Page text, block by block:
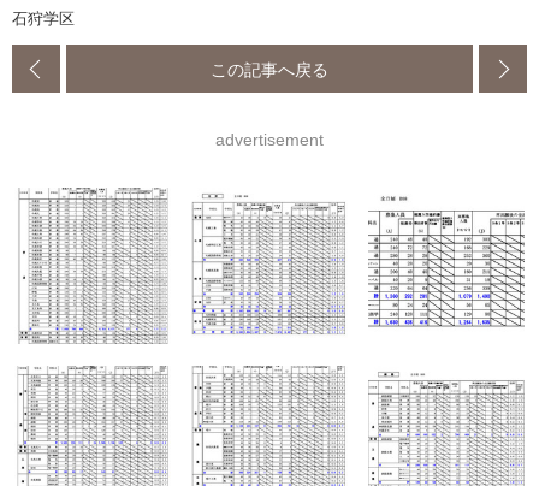
石狩学区
この記事へ戻る
advertisement